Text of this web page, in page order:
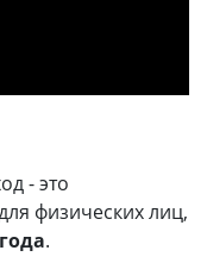
- это
физических лиц,
.